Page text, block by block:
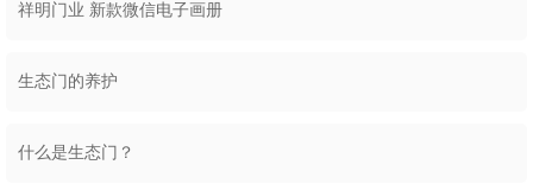
祥明门业 新款微信电子画册
生态门的养护
什么是生态门？